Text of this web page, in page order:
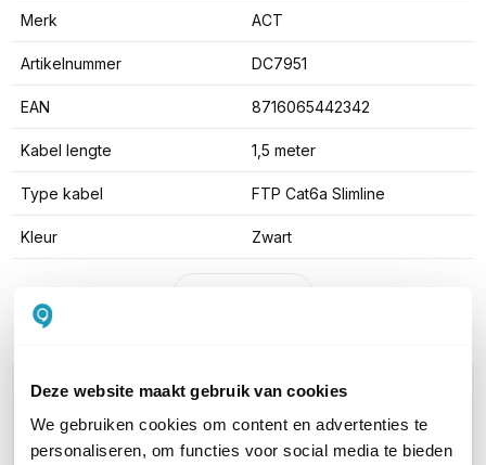
Deze website maakt gebruik van cookies
We gebruiken cookies om content en advertenties te
personaliseren, om functies voor social media te bieden
Merk ACT
Artikelnummer DC7951
EAN 8716065442342
Kabel lengte 1,5 meter
Type kabel FTP Cat6a Slimline
Kleur Zwart
WIL JIJ ADVIES OP MAAT?
Vraag het onze experts!